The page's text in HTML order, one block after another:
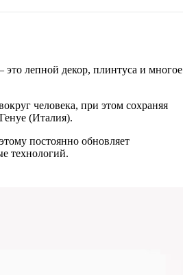
лепной декор, плинтуса и многое
человека, при этом сохраняя
(Италия).
постоянно обновляет
технологий.